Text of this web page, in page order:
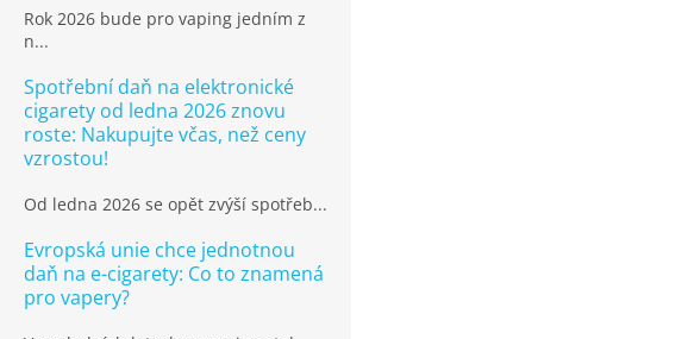
Rok 2026 bude pro vaping jedním z
n...
Spotřební daň na elektronické
cigarety od ledna 2026 znovu
roste: Nakupujte včas, než ceny
vzrostou!
Od ledna 2026 se opět zvýší spotřeb...
Evropská unie chce jednotnou
daň na e-cigarety: Co to znamená
pro vapery?